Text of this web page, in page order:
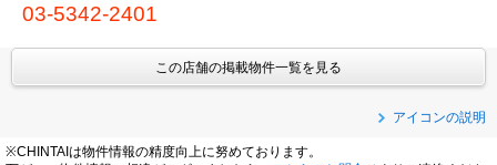
03-5342-2401
この店舗の掲載物件一覧を見る
アイコンの説明
※CHINTAIは物件情報の精度向上に努めております。